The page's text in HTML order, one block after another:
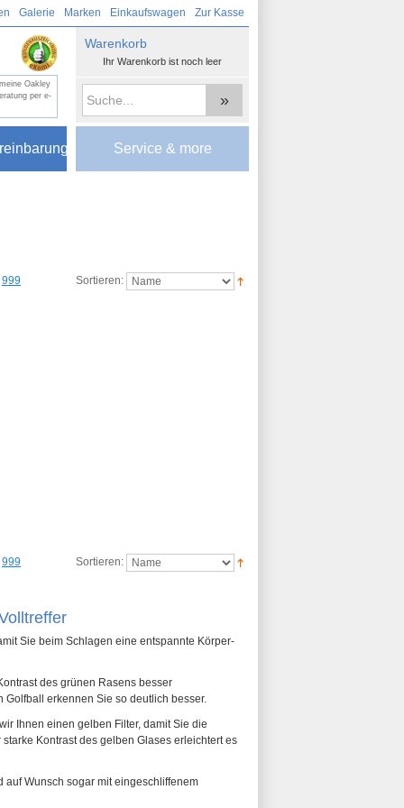
Galerie Marken Einkaufswagen Zur Kasse
Oakley
per e-
»
Warenkorb
Ihr Warenkorb ist noch leer
Service & more
Sortieren:
999
Sortieren:
999
Sie beim Schlagen eine entspannte Körper-
des grünen Rasens besser
erkennen Sie so deutlich besser.
Ihnen einen gelben Filter, damit Sie die
Kontrast des gelben Glases erleichtert es
auf Wunsch sogar mit eingeschliffenem